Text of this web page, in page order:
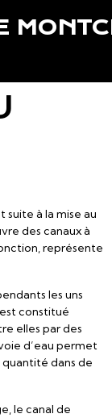
suite à la mise au
des canaux à
représente
les uns
constitué
elles par des
d’eau permet
dans de
le canal de